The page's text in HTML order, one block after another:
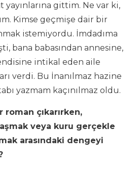
gittim. Ne var ki,
Kimse geçmişe dair bir
istemiyordu. İmdadıma
bana babasından annesine,
intikal eden aile
verdi. Bu İnanılmaz hazine
yazmam kaçınılmaz oldu.
çıkarırken,
veya kuru gerçekle
arasındaki dengeyi